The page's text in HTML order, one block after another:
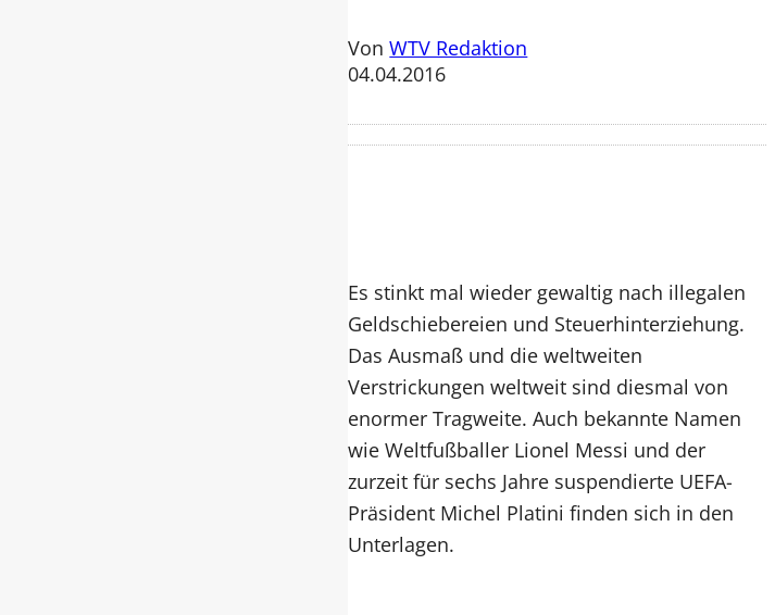
VonWTV Redaktion
04.04.2016
Es stinkt mal wieder gewaltig nach illegalen
Geldschiebereien und Steuerhinterziehung.
Das Ausmaß und die weltweiten
Verstrickungen weltweit sind diesmal von
enormer Tragweite. Auch bekannte Namen
wie Weltfußballer Lionel Messi und der
zurzeit für sechs Jahre suspendierte UEFA-
Präsident Michel Platini finden sich in den
Unterlagen.